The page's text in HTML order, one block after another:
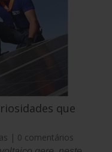
que
| 0 comentários